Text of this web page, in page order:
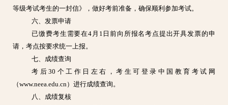
等级考试考生的一封信》，做好考前准备，确保顺利参加考试。
六、发票申请
已缴费考生需要在4月1日前向所报名考点提出开具发票的申
请，考点按要求统一上报。
七、成绩查询
考后30个工作日左右，考生可登录中国教育考试网
（www.neea.edu.cn）进行成绩查询。
八、成绩复核